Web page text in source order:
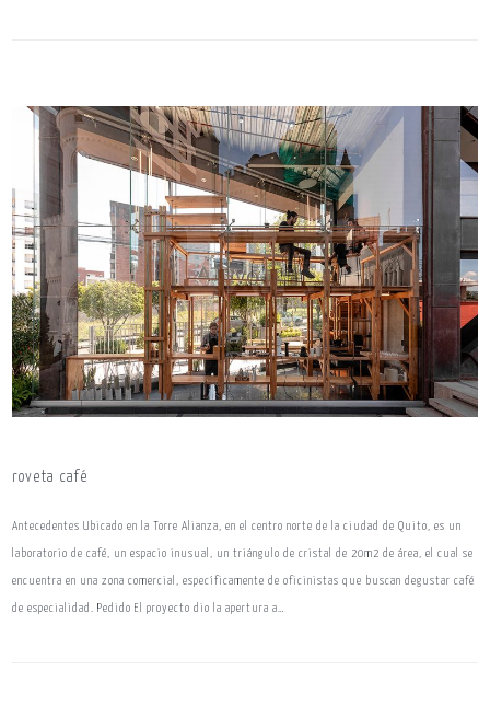
roveta café
Antecedentes Ubicado en la Torre Alianza, en el centro norte de la ciudad de Quito, es un
laboratorio de café, un espacio inusual, un triángulo de cristal de 20m2 de área, el cual se
encuentra en una zona comercial, específicamente de oficinistas que buscan degustar café
de especialidad. Pedido El proyecto dio la apertura a…